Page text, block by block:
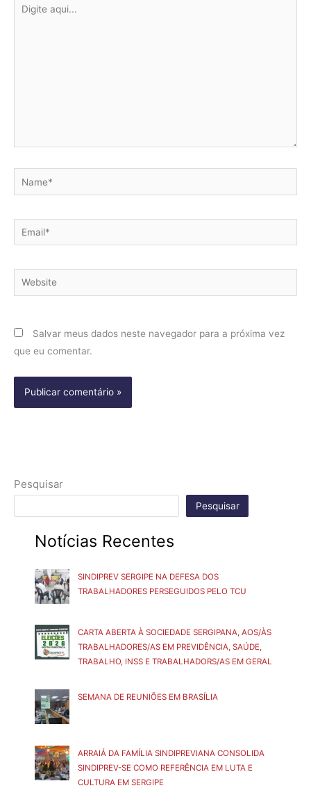
aqui...
Name*
Email*
Website
Salvar meus dados neste navegador para a próxima vez
que eu comentar.
Pesquisar
Pesquisar
Notícias Recentes
SINDIPREV SERGIPE NA DEFESA DOS
TRABALHADORES PERSEGUIDOS PELO TCU
CARTA ABERTA À SOCIEDADE SERGIPANA, AOS/ÀS
TRABALHADORES/AS EM PREVIDÊNCIA, SAÚDE,
TRABALHO, INSS E TRABALHADORS/AS EM GERAL
SEMANA DE REUNIÕES EM BRASÍLIA
ARRAIÁ DA FAMÍLIA SINDIPREVIANA CONSOLIDA
SINDIPREV-SE COMO REFERÊNCIA EM LUTA E
CULTURA EM SERGIPE